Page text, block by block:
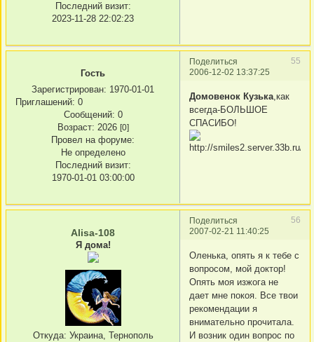
Последний визит:
2023-11-28 22:02:23
Поделиться
55
2006-12-02 13:37:25
Гость
Зарегистрирован: 1970-01-01
Приглашений: 0
Сообщений: 0
Возраст: 2026 [0]
Провел на форуме:
Не определено
Последний визит:
1970-01-01 03:00:00
Домовенок Кузька,как
всегда-БОЛЬШОЕ
СПАСИБО!
Поделиться
56
2007-02-21 11:40:25
Alisa-108
Я дома!
Откуда: Украина, Тернополь
Оленька, опять я к тебе с
вопросом, мой доктор!
Опять моя изжога не
дает мне покоя. Все твои
рекомендации я
внимательно прочитала.
И возник один вопрос по